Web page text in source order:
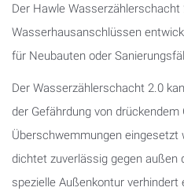
Der Hawle
Wasserhausanschlüssen
für Neubauten oder
Der Wasserzählerschacht 2.0
der Gefährdung von
Überschwemmungen eingesetzt
dichtet zuverlässig gegen außen
spezielle Außenkontur